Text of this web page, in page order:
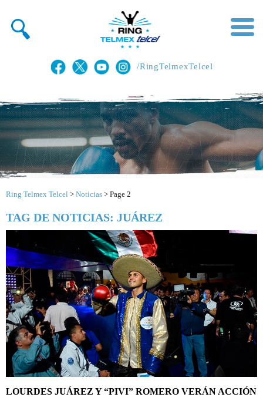
/RingTelmexTelcel
Ring Telmex Telcel > Noticias > Page 2
TAG DE NOTICIAS: JUÁREZ
LOURDES JUÁREZ Y “PIVI” ROMERO VERÁN ACCIÓN